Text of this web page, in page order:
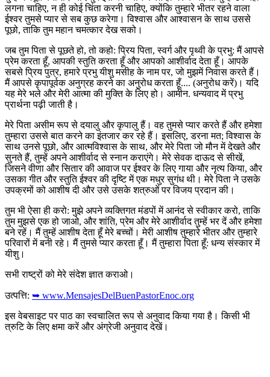
लगना चाहिए, न ही कोई चिंता करनी चाहिए, क्योंकि तुम्हारे भीतर रहने वाला
ईश्वर तुमसे प्यार से सब कुछ करेगा। विश्वास और आश्वासन के साथ उससे
पूछो, ताकि तुम महान चमत्कार देख सको।
जब तुम पिता से पूछते हो, तो कहो: प्रिय पिता, स्वर्ग और पृथ्वी के प्रभु: मैं आपसे
प्रेम करता हूँ, आपकी स्तुति करता हूँ और आपको आशीर्वाद देता हूँ। आपके
सबसे प्रिय पुत्र, हमारे प्रभु यीशु मसीह के नाम पर, जो मुझमें निवास करते हैं।
मैं आपसे कृपापूर्वक अनुग्रह करने का अनुरोध करता हूँ.... (अनुरोध करें)। यदि
यह मेरे भले और मेरी आत्मा की मुक्ति के लिए हो। आमीन. धन्यवाद में प्रभु
प्रार्थना पढ़ी जाती है।
मेरे पिता असीम रूप से दयालु और कृपालु हैं। वह तुमसे प्यार करते हैं और हमेशा
तुम्हारा उससे बात करने का इंतजार कर रहे हैं। इसलिए, डरना मत; विश्वास के
साथ उनसे पूछो, और आत्मविश्वास के साथ, और मेरे पिता जो मौन में देखते और
सुनते हैं, तुम्हें अपने आशीर्वाद से स्नान कराएंगे। मेरे सेवक दाऊद से सीखें,
जिसने वीणा और सितार की आवाज पर ईश्वर के लिए गाया और नृत्य किया, और
उसका गीत और स्तुति ईश्वर की दृष्टि में एक मधुर सुगंध थी। मेरे पिता ने उसके
उपक्रमों को आशीष दी और उसे उसके शत्रुओं पर विजय प्रदान की।
तुम भी ऐसा ही करो: मुझे अपने व्यक्तिगत मंडपों में आनंद से स्वीकार करो, ताकि
तुम मुझसे एक हो जाओ, और शांति, प्रेम और मेरे आशीर्वाद तुम्हें भर दें और हमेशा
बने रहें। मैं तुम्हें आशीष देता हूँ मेरे बच्चों। मेरी आशीष तुम्हारे भीतर और तुम्हारे
परिवारों में बनी रहे। मैं तुमसे प्यार करता हूँ। मैं तुम्हारा पिता हूँ: धन्य संस्कार में
यीशु।
सभी राष्ट्रों को मेरे संदेश ज्ञात कराओ।
उत्पत्ति: ➥ www.MensajesDelBuenPastorEnoc.org
इस वेबसाइट पर पाठ का स्वचालित रूप से अनुवाद किया गया है। किसी भी
त्रुटि के लिए क्षमा करें और अंग्रेजी अनुवाद देखें।